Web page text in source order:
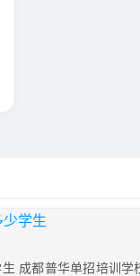
学生
成都普华单招培训学